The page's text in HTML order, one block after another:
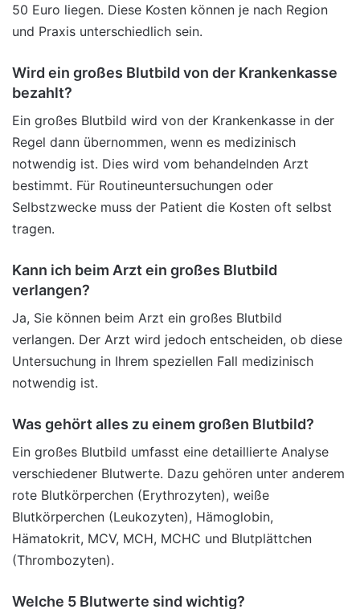
50 Euro liegen. Diese Kosten können je nach Region
und Praxis unterschiedlich sein.
Wird ein großes Blutbild von der Krankenkasse
bezahlt?
Ein großes Blutbild wird von der Krankenkasse in der
Regel dann übernommen, wenn es medizinisch
notwendig ist. Dies wird vom behandelnden Arzt
bestimmt. Für Routineuntersuchungen oder
Selbstzwecke muss der Patient die Kosten oft selbst
tragen.
Kann ich beim Arzt ein großes Blutbild
verlangen?
Ja, Sie können beim Arzt ein großes Blutbild
verlangen. Der Arzt wird jedoch entscheiden, ob diese
Untersuchung in Ihrem speziellen Fall medizinisch
notwendig ist.
Was gehört alles zu einem großen Blutbild?
Ein großes Blutbild umfasst eine detaillierte Analyse
verschiedener Blutwerte. Dazu gehören unter anderem
rote Blutkörperchen (Erythrozyten), weiße
Blutkörperchen (Leukozyten), Hämoglobin,
Hämatokrit, MCV, MCH, MCHC und Blutplättchen
(Thrombozyten).
Welche 5 Blutwerte sind wichtig?